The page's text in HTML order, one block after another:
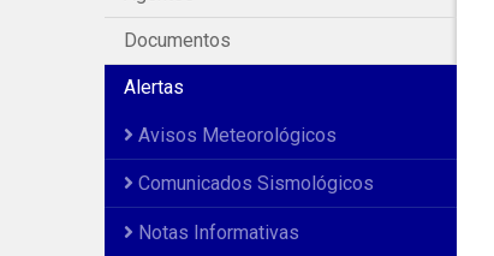
Documentos
Alertas
Avisos Meteorológicos
Comunicados Sismológicos
Notas Informativas